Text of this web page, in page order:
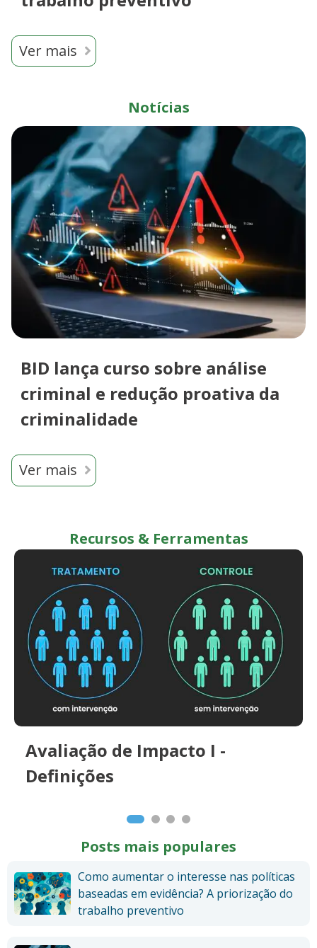
Ver mais
Notícias
BID lança curso sobre análise
criminal e redução proativa da
criminalidade
Ver mais
Recursos & Ferramentas
Avaliação de Impacto I -
Definições
Posts mais populares
Como aumentar o interesse nas políticas
baseadas em evidência? A priorização do
trabalho preventivo